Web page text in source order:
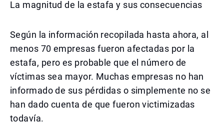
La magnitud de la estafa y sus consecuencias
Según la información recopilada hasta ahora, al
menos 70 empresas fueron afectadas por la
estafa, pero es probable que el número de
víctimas sea mayor. Muchas empresas no han
informado de sus pérdidas o simplemente no se
han dado cuenta de que fueron victimizadas
todavía.